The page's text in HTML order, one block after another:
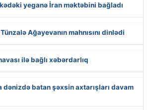
yeganə İran məktəbini bağladı
Ağayevanın mahnısını dinlədi
ilə bağlı xəbərdarlıq
dənizdə batan şəxsin axtarışları davam